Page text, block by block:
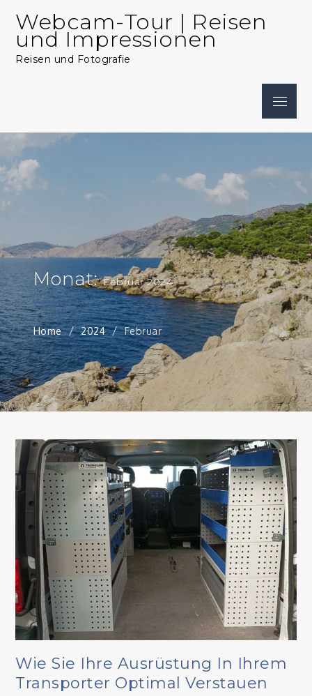
content
Webcam-Tour | Reisen
und Impressionen
Reisen und Fotografie
Menu
Monat:Februar 2024
Home 2024 Februar
Wie Sie Ihre Ausrüstung In Ihrem
Transporter Optimal Verstauen